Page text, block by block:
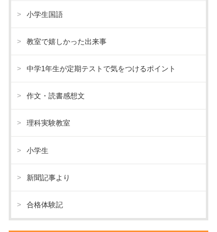
小学生国語
教室で嬉しかった出来事
中学1年生が定期テストで気をつけるポイント
作文・読書感想文
理科実験教室
小学生
新聞記事より
合格体験記